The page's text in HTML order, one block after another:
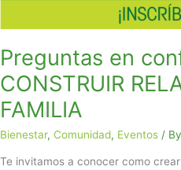
Preguntas en
CONSTRUIR
FAMILIA
Bienestar, Comunidad, Eventos / By
Te invitamos a conocer como